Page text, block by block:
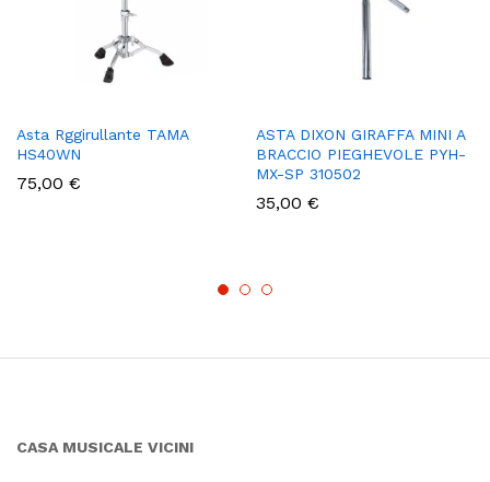
Asta Rggirullante TAMA
HS40WN
75,00 €
ASTA DIXON GIRAFFA MINI A
BRACCIO PIEGHEVOLE PYH-
MX-SP 310502
35,00 €
CASA MUSICALE VICINI